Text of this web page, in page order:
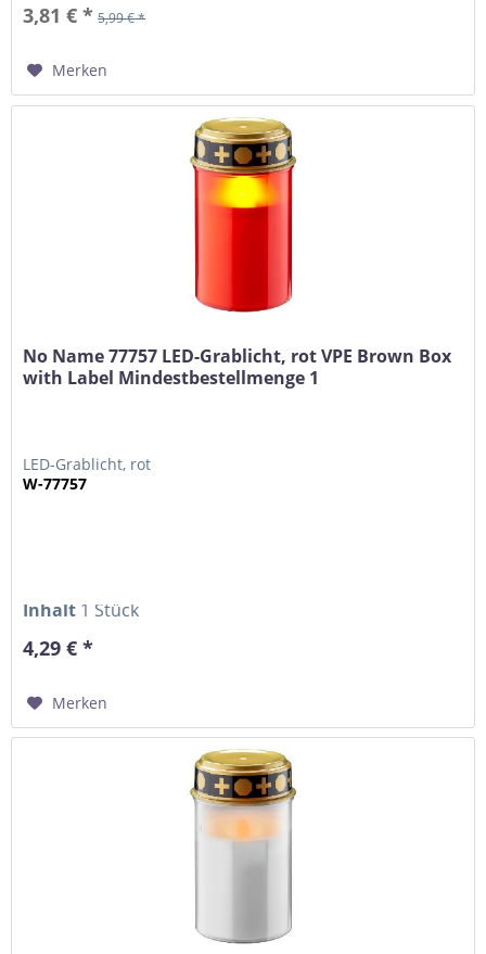
3,81 € * 5,99 € *
Merken
No Name 77757 LED-Grablicht, rot VPE Brown Box
with Label Mindestbestellmenge 1
LED-Grablicht, rot
W-77757
Inhalt 1 Stück
4,29 € *
Merken